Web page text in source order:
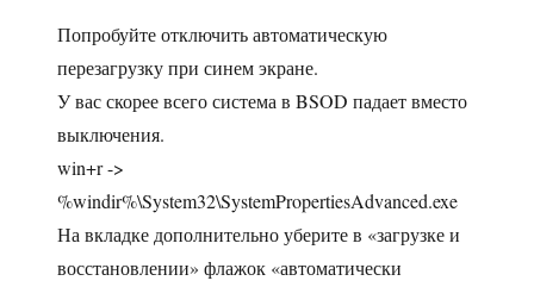
Попробуйте отключить автоматическую
перезагрузку при синем экране.
У вас скорее всего система в BSOD падает вместо
выключения.
win+r ->
%windir%\System32\SystemPropertiesAdvanced.exe
На вкладке дополнительно уберите в «загрузке и
восстановлении» флажок «автоматически